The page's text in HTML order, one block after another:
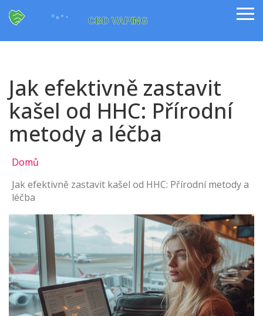
Jak efektivně zastavit
kašel od HHC: Přírodní
metody a léčba
Domů
Jak efektivně zastavit kašel od HHC: Přírodní metody a
léčba